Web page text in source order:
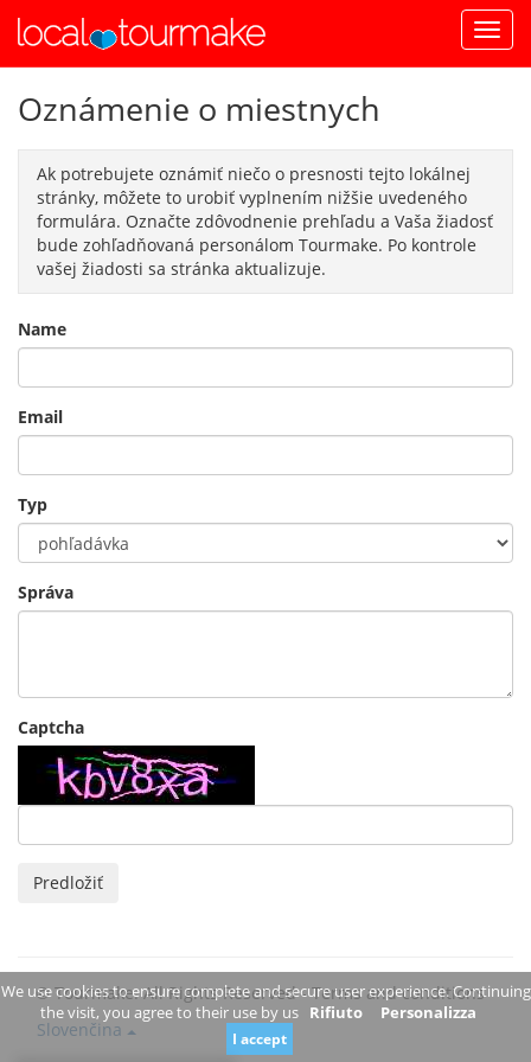
Oznámenie o miestnych
Ak potrebujete oznámiť niečo o presnosti tejto lokálnej
stránky, môžete to urobiť vyplnením nižšie uvedeného
formulára. Označte zdôvodnenie prehľadu a Vaša žiadosť
bude zohľadňovaná personálom Tourmake. Po kontrole
vašej žiadosti sa stránka aktualizuje.
Name
Email
Typ
Správa
Captcha
Predložiť
© Tourmake. All Rights Reserved -Terms and conditions
Slovenčina
We use cookies to ensure complete and secure user experience. Continuing
the visit, you agree to their use by us Rifiuto Personalizza
I accept